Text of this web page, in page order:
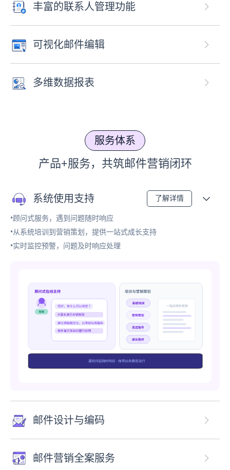
丰富的联系人管理功能
可视化邮件编辑
多维数据报表
服务体系
产品+服务，共筑邮件营销闭环
系统使用支持 了解详情
•顾问式服务，遇到问题随时响应
•从系统培训到营销策划，提供一站式成长支持
•实时监控预警，问题及时响应处理
邮件设计与编码
邮件营销全案服务